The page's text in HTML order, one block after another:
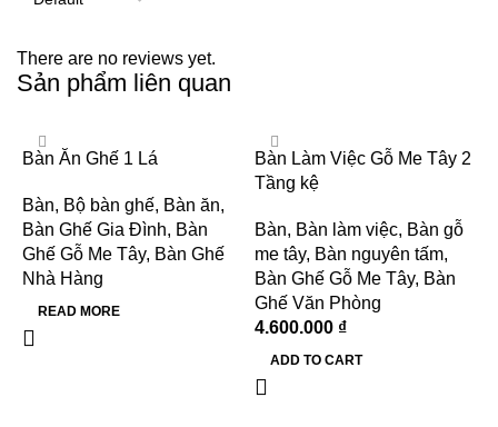
There are no reviews yet.
Sản phẩm liên quan
Bàn Ăn Ghế 1 Lá
Bàn, Bộ bàn ghế, Bàn ăn,
Bàn Ghế Gia Đình, Bàn
Ghế Gỗ Me Tây, Bàn Ghế
Nhà Hàng
READ MORE
Bàn Làm Việc Gỗ Me Tây 2
Tầng kệ
Bàn, Bàn làm việc, Bàn gỗ
me tây, Bàn nguyên tấm,
Bàn Ghế Gỗ Me Tây, Bàn
Ghế Văn Phòng
4.600.000 ₫
ADD TO CART